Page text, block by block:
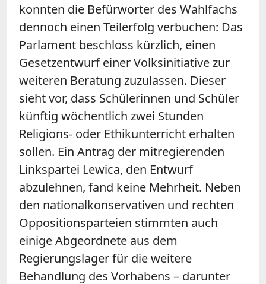
konnten die Befürworter des Wahlfachs
dennoch einen Teilerfolg verbuchen: Das
Parlament beschloss kürzlich, einen
Gesetzentwurf einer Volksinitiative zur
weiteren Beratung zuzulassen. Dieser
sieht vor, dass Schülerinnen und Schüler
künftig wöchentlich zwei Stunden
Religions- oder Ethikunterricht erhalten
sollen. Ein Antrag der mitregierenden
Linkspartei Lewica, den Entwurf
abzulehnen, fand keine Mehrheit. Neben
den nationalkonservativen und rechten
Oppositionsparteien stimmten auch
einige Abgeordnete aus dem
Regierungslager für die weitere
Behandlung des Vorhabens – darunter